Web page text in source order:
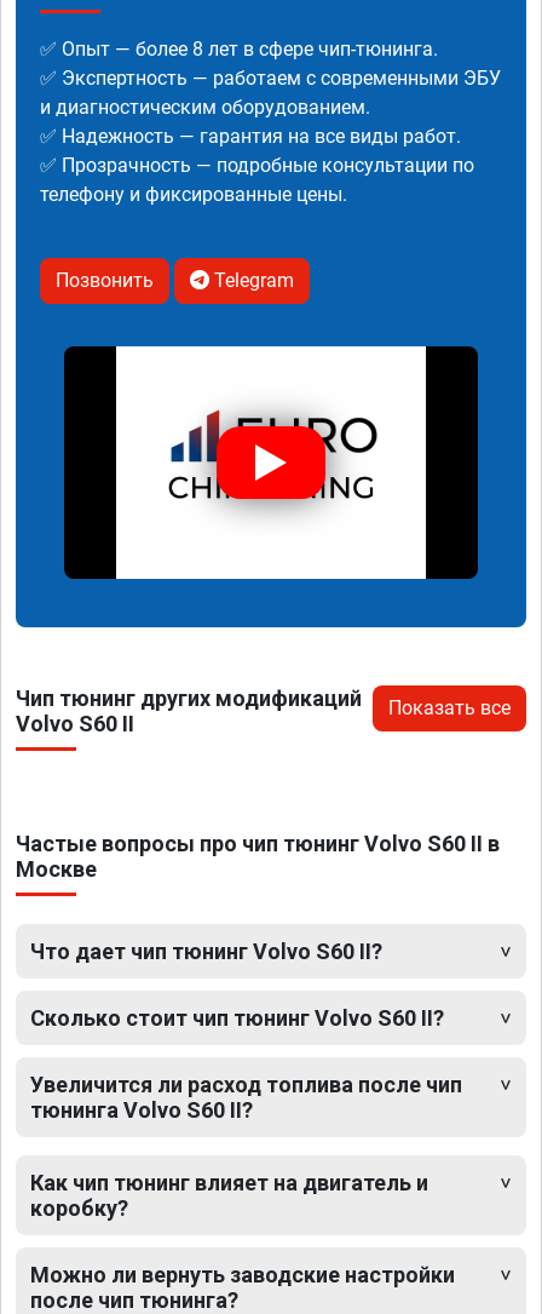
✅ Опыт — более 8 лет в сфере чип-тюнинга.
✅ Экспертность — работаем с современными ЭБУ
и диагностическим оборудованием.
✅ Надежность — гарантия на все виды работ.
✅ Прозрачность — подробные консультации по
телефону и фиксированные цены.
Позвонить Telegram
Чип тюнинг других модификаций
Volvo S60 II
Показать все
Частые вопросы про чип тюнинг Volvo S60 II в
Москве
Что дает чип тюнинг Volvo S60 II?
Сколько стоит чип тюнинг Volvo S60 II?
Увеличится ли расход топлива после чип
тюнинга Volvo S60 II?
Как чип тюнинг влияет на двигатель и
коробку?
Можно ли вернуть заводские настройки
после чип тюнинга?